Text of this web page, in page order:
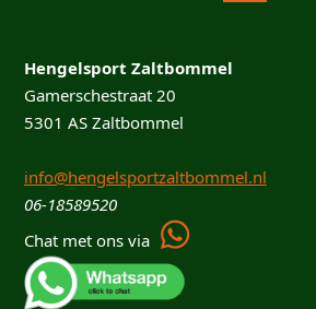
Hengelsport Zaltbommel
Gamerschestraat 20
5301 AS Zaltbommel
info@hengelsportzaltbommel.nl
06-18589520
Chat met ons via